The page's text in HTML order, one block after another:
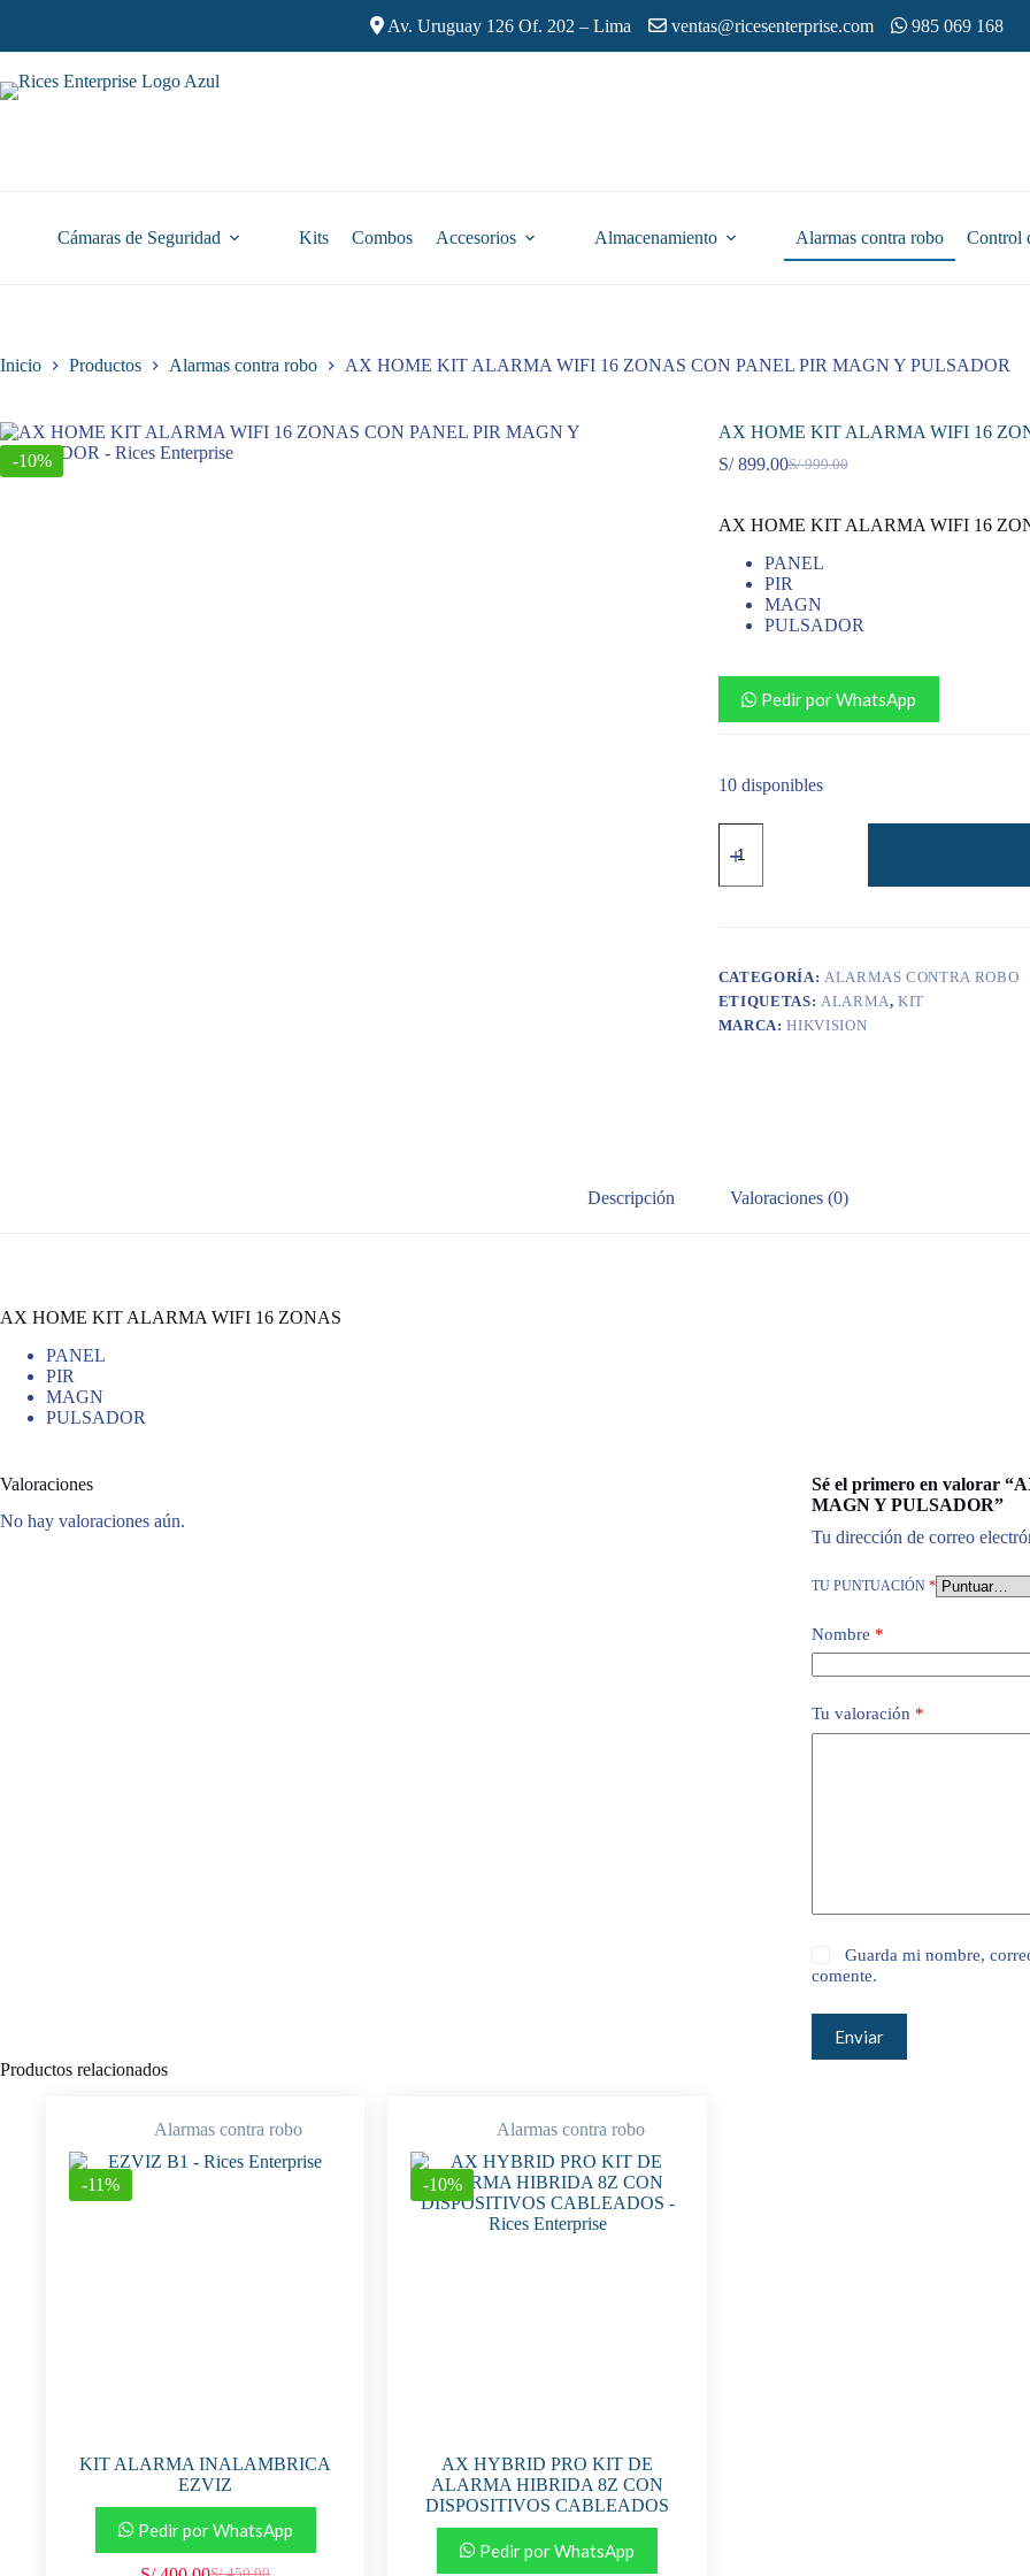
contenido
Av. Uruguay 126 Of. 202 – Lima ventas@ricesenterprise.com 985 069 168
Cámaras de Seguridad Kits Combos Accesorios Almacenamiento Alarmas contra robo Control
Inicio Productos Alarmas contra robo AX HOME KIT ALARMA WIFI 16 ZONAS CON PANEL PIR MAGN Y PULSADOR
-10%
AX HOME KIT ALARMA WIFI 16
S/999.00
El
original
era:
S/ 999.00.
S/899.00El
actual
es:
S/ 899.00.
AX HOME KIT ALARMA WIFI 16
PANEL
PIR
MAGN
PULSADOR
Pedir por WhatsApp
10 disponibles
HOME
ALARMA
CON
PANEL
PIR
MAGN
CATEGORÍA: ALARMAS CONTRA ROBO
ETIQUETAS: ALARMA,KIT
MARCA:HIKVISION
Descripción Valoraciones (0)
AX HOME KIT ALARMA WIFI 16 ZONAS
PANEL
PIR
MAGN
PULSADOR
Valoraciones
No hay valoraciones aún.
Sé el primero en valorar
MAGN Y PULSADOR”
Tu dirección de correo
TU PUNTUACIÓN *
Nombre *
Tu valoración *
Guarda mi nombre,
comente.
Enviar
Productos relacionados
Alarmas contra robo
-11%
KIT ALARMA INALAMBRICA
EZVIZ
Pedir por WhatsApp
Alarmas contra robo
-10%
AX HYBRID PRO KIT DE
ALARMA HIBRIDA 8Z CON
DISPOSITIVOS CABLEADOS
Pedir por WhatsApp